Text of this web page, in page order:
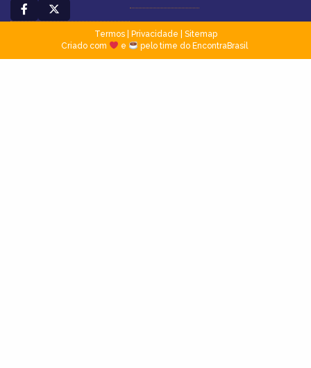
Termos| Privacidade
Sitemap
Criado com
e pelo time do EncontraBrasil